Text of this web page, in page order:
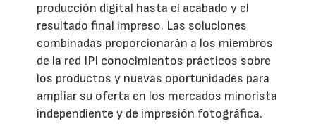
producción digital hasta el acabado y el
resultado final impreso. Las soluciones
combinadas proporcionarán a los miembros
de la red IPI conocimientos prácticos sobre
los productos y nuevas oportunidades para
ampliar su oferta en los mercados minorista
independiente y de impresión fotográfica.